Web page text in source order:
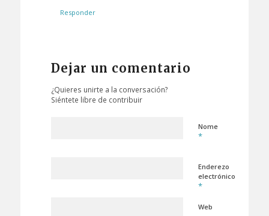
Responder
Dejar un comentario
¿Quieres unirte a la conversación?
Siéntete libre de contribuir
Nome
*
Enderezo
electrónico
*
Web